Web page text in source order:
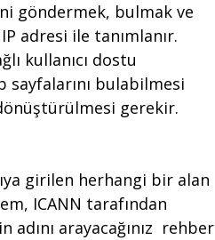
göndermek, bulmak ve
adresi ile tanımlanır.
kullanıcı dostu
bulabilmesi
gerekir.
girilen herhangi bir alan
ICANN tarafından
arayacağınız  rehber